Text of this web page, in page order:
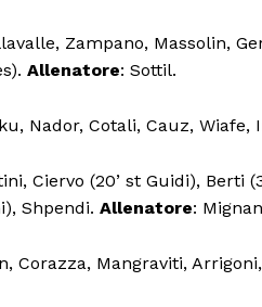
Zampano, Massolin,
Allenatore: Sottil.
Nador, Cotali, Cauz, Wiafe,
Ciervo (20’ st Guidi), Berti
Shpendi. Allenatore:
Corazza, Mangraviti,